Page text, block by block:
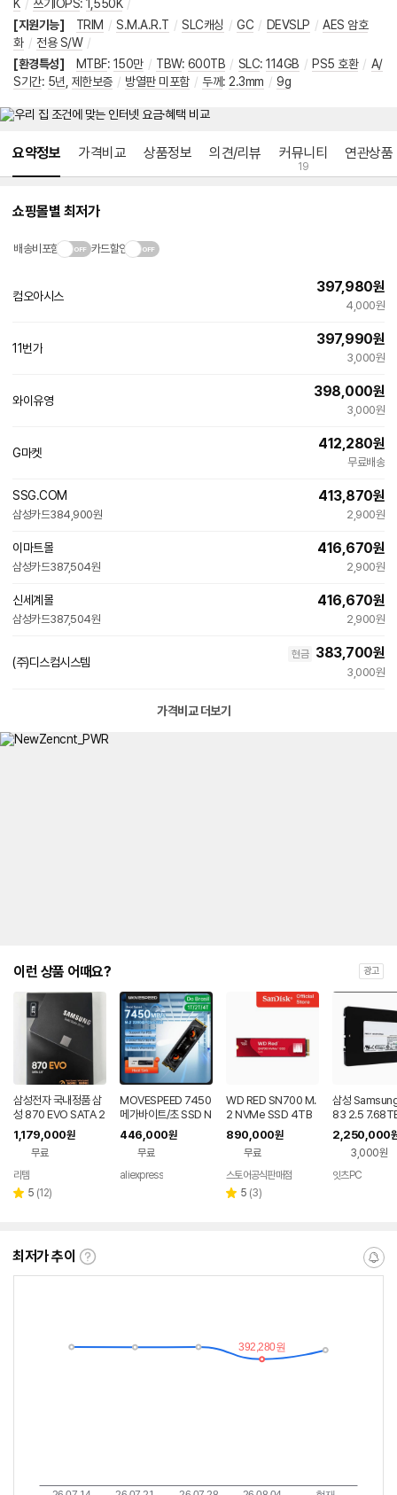
K / 쓰기IOPS: 1,550K /
[지원기능]
TRIM / S.M.A.R.T / SLC캐싱 / GC / DEVSLP / AES 암호
화 / 전용 S/W /
[환경특성]
MTBF: 150만 / TBW: 600TB / SLC: 114GB / PS5 호환 / A/
S기간: 5년 제한보증 / 방열판 미포함 / 두께: 2.3mm / 9g
요약정보 가격비교 상품정보 의견/리뷰 커뮤니티
19
연관상품
쇼핑몰별 최저가
배송비포함 카드할인
컴오아시스
397,980원
4,000원
11번가
397,990원
3,000원
와이유영
398,000원
3,000원
G마켓
412,280원
무료배송
SSG.COM
삼성카드384,900원
413,870원
2,900원
이마트몰
삼성카드387,504원
416,670원
2,900원
신세계몰
삼성카드387,504원
416,670원
2,900원
(주)디스컴시스템
현금 383,700원
3,000원
가격비교 더보기
이런 상품 어때요? 광고
삼성전자 국내정품 삼
성 870 EVO SATA 2
TB
1,179,000원
무료
페이
리템
별 5 리
(12)
MOVESPEED 7450
메가바이트/초 SSD N
VMe M.2 2280 4T
B 2TB 1TB 내부 솔리
드 스테이트 하드 디스
크 M2 PCIe 4.0x4
2280 SSD 드라이브(
446,000원
무료
aliexpress
WD RED SN700 M.
2 NVMe SSD 4TB
(대원씨티에스 정품)
890,000원
무료
스토어공식판매점
별 5 리
(3)
삼성
83 2.5
erprise SSD)
2,250,000
3,000원
잇츠PC
최저가 추이
최
란?
알